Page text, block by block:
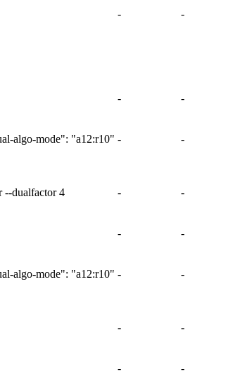
- -
- -
algo-mode": "a12:r10" - -
--dualfactor 4 - -
- -
algo-mode": "a12:r10" - -
- -
- -